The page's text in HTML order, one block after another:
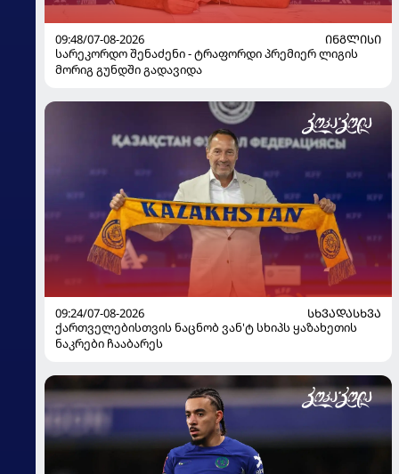
09:48/07-08-2026
ᲘᲜᲒᲚᲘᲡᲘ
სარეკორდო შენაძენი - ტრაფორდი პრემიერ ლიგის
მორიგ გუნდში გადავიდა
09:24/07-08-2026
ᲡᲮᲕᲐᲓᲐᲡᲮᲕᲐ
ქართველებისთვის ნაცნობ ვან'ტ სხიპს ყაზახეთის
ნაკრები ჩააბარეს